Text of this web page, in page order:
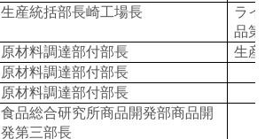
生産統括部長崎工場長
ライ
品第
原材料調達部付部長
生産
原材料調達部付部長
原材料調達部付部長
食品総合研究所商品開発部商品開
発第三部長